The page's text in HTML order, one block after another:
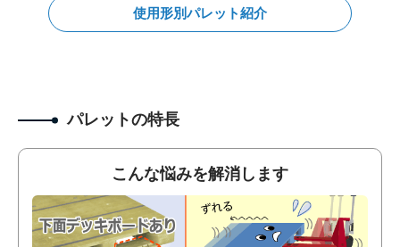
使用形別パレット紹介
パレットの特長
こんな悩みを解消します